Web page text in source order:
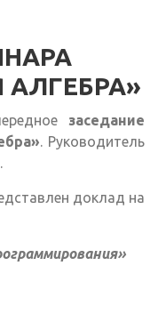
заседание
. Руководитель
доклад на